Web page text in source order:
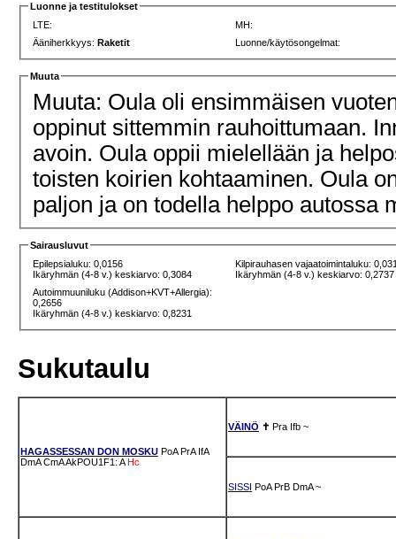
Luonne ja testitulokset
LTE:
MH:
Ääniherkkyys:Raketit Luonne/käytösongelmat:
Muuta
Muuta: Oula oli ensimmäisen
oppinut sittemmin rauhoittumaan.
avoin. Oula oppii mielellään ja
toisten koirien kohtaaminen. Oula
paljon ja on todella helppo autossa
Sairausluvut
Epilepsialuku: 0,0156
Ikäryhmän (4-8 v.) keskiarvo: 0,3084
Kilpirauhasen vajaatoimintaluku:
Ikäryhmän (4-8 v.) keskiarvo: 0,2737
Autoimmuuniluku (Addison+KVT+Allergia):
0,2656
Ikäryhmän (4-8 v.) keskiarvo: 0,8231
Sukutaulu
HAGASSESSAN DON MOSKU PoA PrA IfA
DmA CmAAkPOU1F1: A Hc
VÄINÖ ✝ Pra Ifb ~
SISSI PoA PrB DmA ~